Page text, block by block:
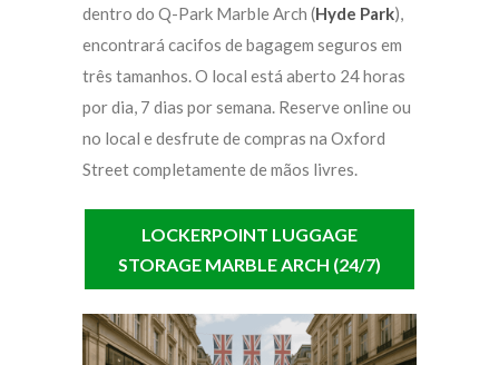
dentro do Q-Park Marble Arch (Hyde Park),
encontrará cacifos de bagagem seguros em
três tamanhos. O local está aberto 24 horas
por dia, 7 dias por semana. Reserve online ou
no local e desfrute de compras na Oxford
Street completamente de mãos livres.
LOCKERPOINT LUGGAGE
STORAGE MARBLE ARCH (24/7)